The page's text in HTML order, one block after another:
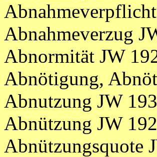
Abnahmeverzug
Abnormität JW
Abnötigung,
Abnutzung JW
Abnützung JW
Abnützungsquote